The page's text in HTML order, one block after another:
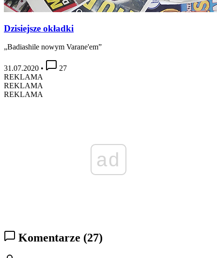
Dzisiejsze okładki
„Badiashile nowym Varane'em”
31.07.2020 •
27
REKLAMA
REKLAMA
REKLAMA
ad
Komentarze (27)